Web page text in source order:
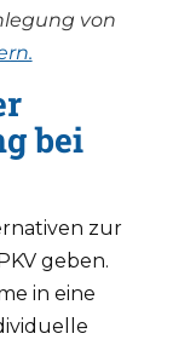
von
bei
zur
geben.
in eine